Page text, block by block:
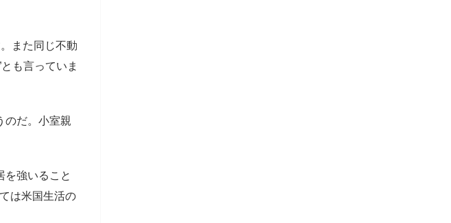
また同じ不動
も言っていま
のだ。小室親
を強いること
は米国生活の